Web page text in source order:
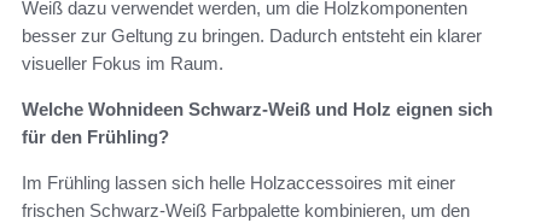
Weiß dazu verwendet werden, um die Holzkomponenten
besser zur Geltung zu bringen. Dadurch entsteht ein klarer
visueller Fokus im Raum.
Welche Wohnideen Schwarz-Weiß und Holz eignen sich
für den Frühling?
Im Frühling lassen sich helle Holzaccessoires mit einer
frischen Schwarz-Weiß Farbpalette kombinieren, um den